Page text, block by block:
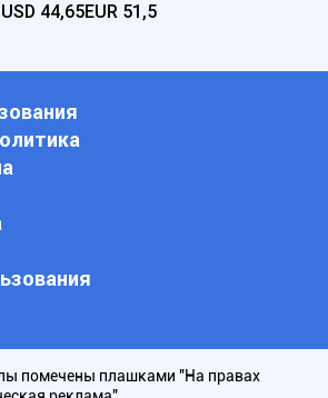
USD 44,65EUR 51,5
помечены плашками "На правах